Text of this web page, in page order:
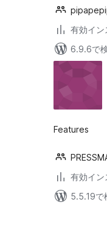
有効イ
6.9.6で
Features
有効イ
5.5.19で